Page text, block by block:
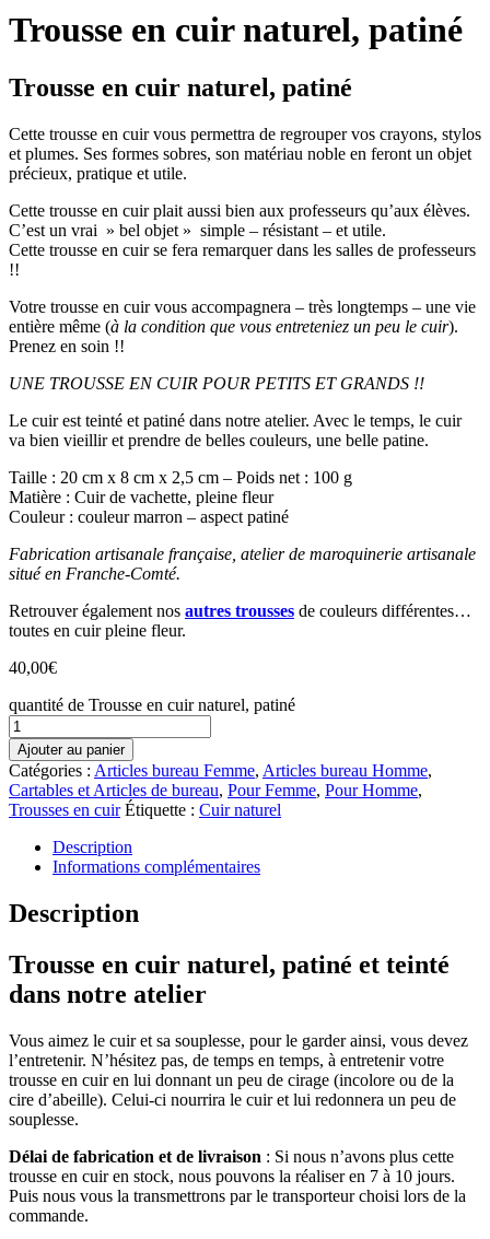
Trousse en cuir naturel, patiné
Trousse en cuir naturel, patiné
Cette trousse en cuir vous permettra de regrouper vos crayons, stylos
et plumes. Ses formes sobres, son matériau noble en feront un objet
précieux, pratique et utile.
Cette trousse en cuir plait aussi bien aux professeurs qu’aux élèves.
C’est un vrai » bel objet » simple – résistant – et utile.
Cette trousse en cuir se fera remarquer dans les salles de professeurs
!!
Votre trousse en cuir vous accompagnera – très longtemps – une vie
entière même (à la condition que vous entreteniez un peu le cuir).
Prenez en soin !!
UNE TROUSSE EN CUIR POUR PETITS ET GRANDS !!
Le cuir est teinté et patiné dans notre atelier. Avec le temps, le cuir
va bien vieillir et prendre de belles couleurs, une belle patine.
Taille : 20 cm x 8 cm x 2,5 cm – Poids net : 100 g
Matière : Cuir de vachette, pleine fleur
Couleur : couleur marron – aspect patiné
Fabrication artisanale française, atelier de maroquinerie artisanale
situé en Franche-Comté.
Retrouver également nos autres trousses de couleurs différentes…
toutes en cuir pleine fleur.
40,00€
quantité de Trousse en cuir naturel, patiné
Ajouter au panier
Catégories : Articles bureau Femme, Articles bureau Homme,
Cartables et Articles de bureau, Pour Femme, Pour Homme,
Trousses en cuir Étiquette : Cuir naturel
Description
Informations complémentaires
Description
Trousse en cuir naturel, patiné et teinté
dans notre atelier
Vous aimez le cuir et sa souplesse, pour le garder ainsi, vous devez
l’entretenir. N’hésitez pas, de temps en temps, à entretenir votre
trousse en cuir en lui donnant un peu de cirage (incolore ou de la
cire d’abeille). Celui-ci nourrira le cuir et lui redonnera un peu de
souplesse.
Délai de fabrication et de livraison : Si nous n’avons plus cette
trousse en cuir en stock, nous pouvons la réaliser en 7 à 10 jours.
Puis nous vous la transmettrons par le transporteur choisi lors de la
commande.